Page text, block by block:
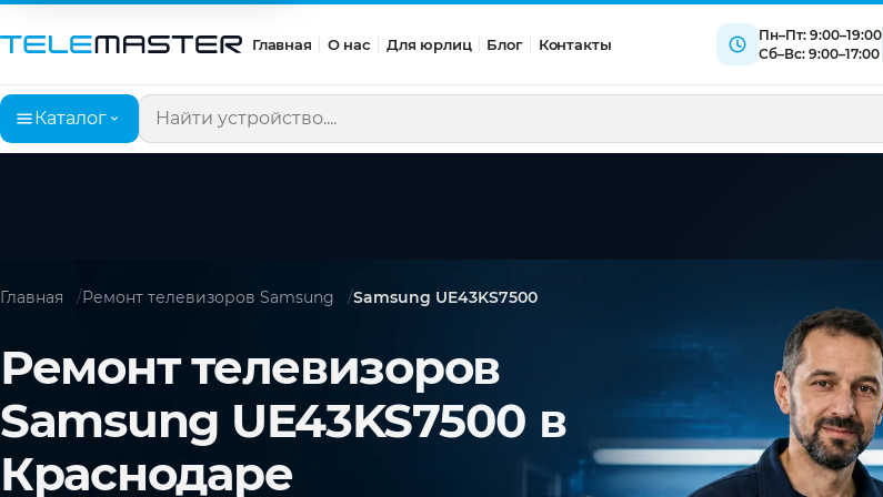
Главная О нас Для юрлиц Блог Контакты
Пн–Пт: 9:00–19:00
Сб–Вс: 9:00–17:00
Каталог
Поиск по сайту
Главная Ремонт телевизоров Samsung Samsung UE43KS7500
Ремонт телевизоров
Samsung UE43KS7500 в
Краснодаре